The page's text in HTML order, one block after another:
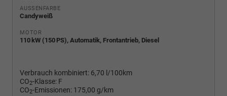
AUSSENFARBE
Candyweiß
MOTOR
110 kW (150 PS), Automatik, Frontantrieb, Diesel
Verbrauch kombiniert: 6,70 l/100km
CO2-Klasse: F
CO2-Emissionen: 175,00 g/km